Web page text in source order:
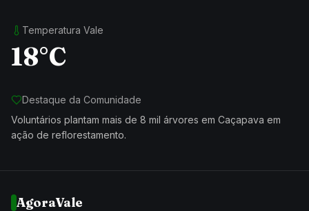
Temperatura Vale
18°C
Destaque da Comunidade
Voluntários plantam mais de 8 mil árvores em Caçapava em
ação de reflorestamento.
AgoraVale